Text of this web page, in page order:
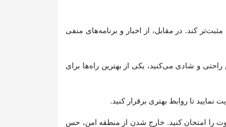
کند. در مقابل، از اخبار و برنامه‌های منفی
و شادی می‌کنید، یکی از بهترین راه‌ها برای
تا روابط بهتری برقرار کنید.
را امتحان کنید. خارج شدن از منطقه امن، حس